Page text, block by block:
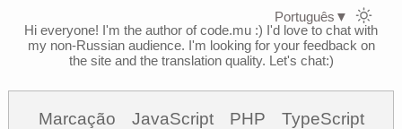
Hi everyone! I'm the author of code.mu :) I'd love to chat with
my non-Russian audience. I'm looking for your feedback on
the site and the translation quality. Let's chat:)
Marcação JavaScript PHP
TypeScript
Português ▼